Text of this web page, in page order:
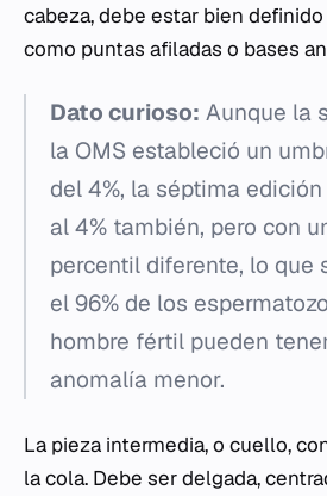
cabeza, debe estar bien
como puntas afiladas o bases
Dato curioso: Aunque la
la OMS estableció un
del 4%, la séptima
al 4% también, pero con
percentil diferente, lo que
el 96% de los
hombre fértil pueden
anomalía menor.
La pieza intermedia, o cuello,
la cola. Debe ser delgada,